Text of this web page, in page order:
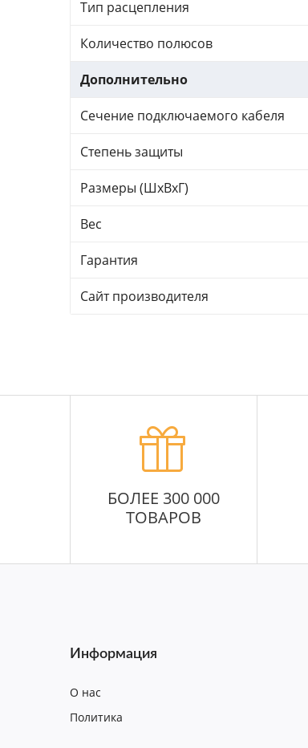
Тип расцепления
Количество полюсов
Дополнительно
Сечение подключаемого кабеля
Степень защиты
Размеры (ШхВхГ)
Вес
Гарантия
Сайт производителя
БОЛЕЕ 300 000
ТОВАРОВ
Информация
О нас
Политика